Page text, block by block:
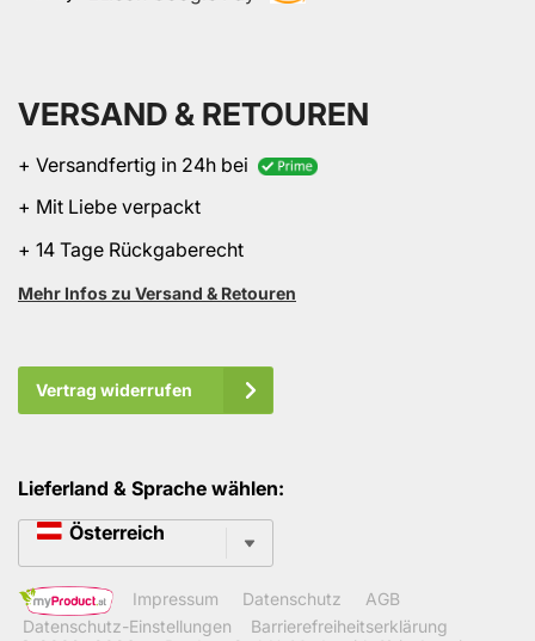
VERSAND & RETOUREN
+ Versandfertig in 24h bei
+ Mit Liebe verpackt
+ 14 Tage Rückgaberecht
Mehr Infos zu Versand & Retouren
Vertrag widerrufen
Lieferland & Sprache wählen:
SpracheÖsterreich
Impressum Datenschutz
AGB
Datenschutz-Einstellungen
Barrierefreiheitserklärung